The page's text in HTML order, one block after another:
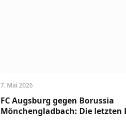
7. Mai 2026
FC Augsburg gegen Borussia
Mönchengladbach: Die letzten